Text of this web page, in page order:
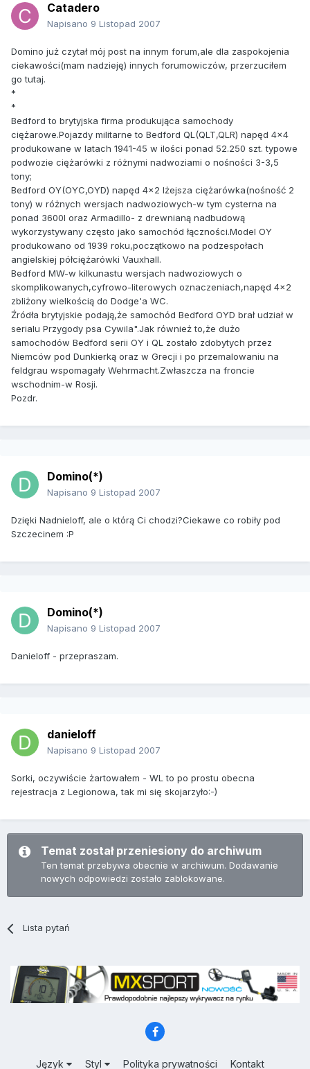
Catadero
Napisano 9 Listopad 2007
Domino już czytał mój post na innym forum,ale dla zaspokojenia
ciekawości(mam nadzieję) innych forumowiczów, przerzuciłem
go tutaj.
*
*
Bedford to brytyjska firma produkująca samochody
ciężarowe.Pojazdy militarne to Bedford QL(QLT,QLR) napęd 4x4
produkowane w latach 1941-45 w ilości ponad 52.250 szt. typowe
podwozie ciężarówki z różnymi nadwoziami o nośności 3-3,5
tony;
Bedford OY(OYC,OYD) napęd 4x2 lżejsza ciężarówka(nośność 2
tony) w różnych wersjach nadwoziowych-w tym cysterna na
ponad 3600l oraz Armadillo- z drewnianą nadbudową
wykorzystywany często jako samochód łączności.Model OY
produkowano od 1939 roku,początkowo na podzespołach
angielskiej półciężarówki Vauxhall.
Bedford MW-w kilkunastu wersjach nadwoziowych o
skomplikowanych,cyfrowo-literowych oznaczeniach,napęd 4x2
zbliżony wielkością do Dodge'a WC.
Źródła brytyjskie podają,że samochód Bedford OYD brał udział w
serialu Przygody psa Cywila".Jak również to,że dużo
samochodów Bedford serii OY i QL zostało zdobytych przez
Niemców pod Dunkierką oraz w Grecji i po przemalowaniu na
feldgrau wspomagały Wehrmacht.Zwłaszcza na froncie
wschodnim-w Rosji.
Pozdr.
Domino(*)
Napisano 9 Listopad 2007
Dzięki Nadnieloff, ale o którą Ci chodzi?Ciekawe co robiły pod
Szczecinem :P
Domino(*)
Napisano 9 Listopad 2007
Danieloff - przepraszam.
danieloff
Napisano 9 Listopad 2007
Sorki, oczywiście żartowałem - WL to po prostu obecna
rejestracja z Legionowa, tak mi się skojarzyło:-)
Temat został przeniesiony do archiwum
Ten temat przebywa obecnie w archiwum. Dodawanie
nowych odpowiedzi zostało zablokowane.
Lista pytań
Język Styl Polityka prywatności Kontakt